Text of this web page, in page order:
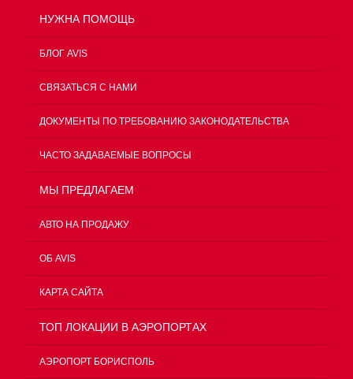
НУЖНА ПОМОЩЬ
БЛОГ AVIS
СВЯЗАТЬСЯ С НАМИ
ДОКУМЕНТЫ ПО ТРЕБОВАНИЮ ЗАКОНОДАТЕЛЬСТВА
ЧАСТО ЗАДАВАЕМЫЕ ВОПРОСЫ
МЫ ПРЕДЛАГАЕМ
АВТО НА ПРОДАЖУ
ОБ AVIS
КАРТА САЙТА
ТОП ЛОКАЦИИ В АЭРОПОРТАХ
АЭРОПОРТ БОРИСПОЛЬ